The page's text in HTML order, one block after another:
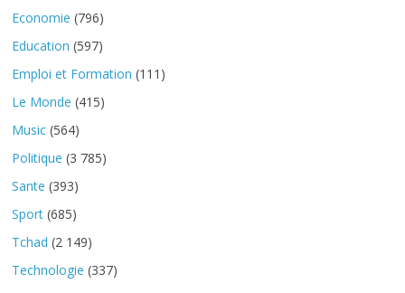
Economie (796)
Education (597)
Emploi et Formation (111)
Le Monde (415)
Music (564)
Politique (3 785)
Sante (393)
Sport (685)
Tchad (2 149)
Technologie (337)